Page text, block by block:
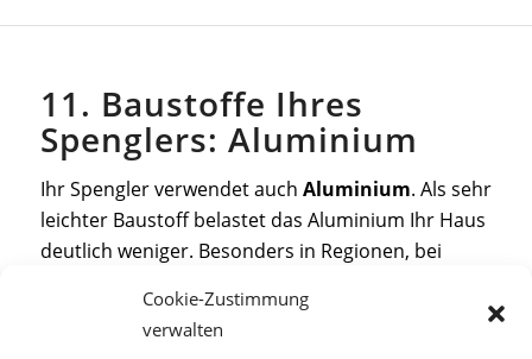
Cookie-Zustimmung
verwalten
11. Baustoffe Ihres
Spenglers: Aluminium
Ihr Spengler verwendet auch Aluminium. Als sehr
leichter Baustoff belastet das Aluminium Ihr Haus
deutlich weniger. Besonders in Regionen, bei
dies wichtig. Denn Ihr Dach hat eine maximale
Tragkraft. Achten Sie daher auf das Eigengewicht